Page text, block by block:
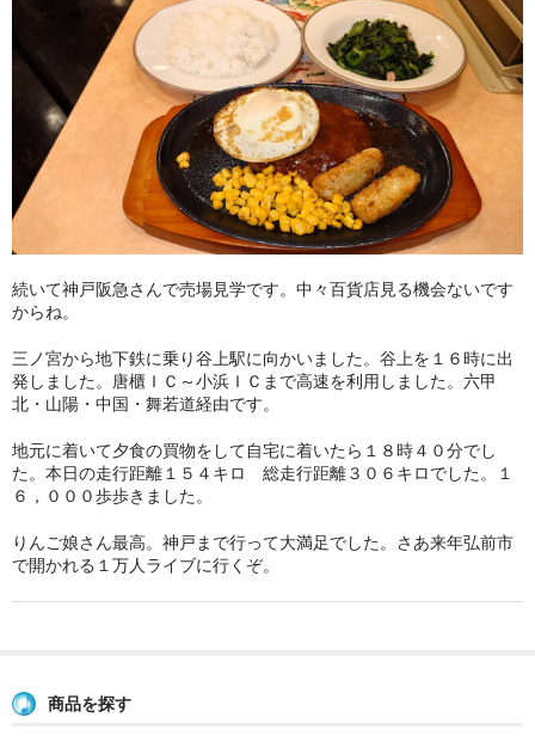
続いて神戸阪急さんで売場見学です。中々百貨店見る機会ないです
からね。
三ノ宮から地下鉄に乗り谷上駅に向かいました。谷上を１６時に出
発しました。唐櫃ＩＣ～小浜ＩＣまで高速を利用しました。六甲
北・山陽・中国・舞若道経由です。
地元に着いて夕食の買物をして自宅に着いたら１８時４０分でし
た。本日の走行距離１５４キロ 総走行距離３０６キロでした。１
６，０００歩歩きました。
りんご娘さん最高。神戸まで行って大満足でした。さあ来年弘前市
で開かれる１万人ライブに行くぞ。
商品を探す